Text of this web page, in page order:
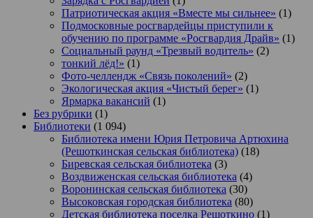
Патриотическая акция «Вместе мы сильнее» (1)
Подмосковные росгвардейцы приступили к
обучению по программе «Росгвардия Драйв» (1)
Социальный раунд «Трезвый водитель» (2)
тонкий лёд!» (1)
Фото-челлендж «Связь поколений» (2)
Экологическая акция «Чистый берег» (1)
Ярмарка вакансий (1)
Без рубрики (1)
Библиотеки (1 094)
Библиотека имени Юрия Петровича Артюхина
(Решоткинская сельская библиотека) (18)
Биревская сельская библиотека (3)
Воздвиженская сельская библиотека (4)
Воронинская сельская библиотека (30)
Высоковская городская библиотека (80)
Детская библиотека поселка Решоткино (1)